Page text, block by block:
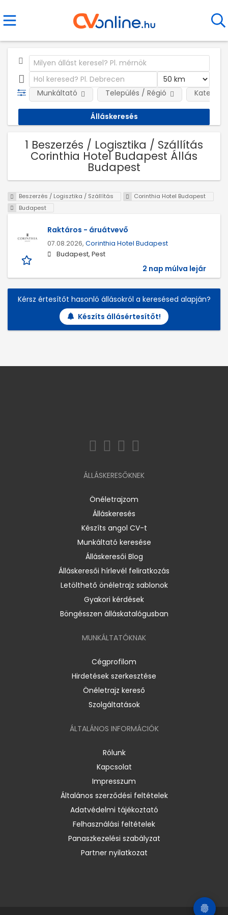
Munkáltató Település / Régió
1 Beszerzés / Logisztika / Szállítás
Corinthia Hotel Budapest Állás
Budapest
Beszerzés / Logisztika / Szállítás
Corinthia Hotel Budapest
Budapest
Raktáros - áruátvevő
07.08.2026, Corinthia Hotel Budapest
Budapest, Pest
2 nap múlva lejár
Kérsz értesítőt hasonló állásokról a keresésed alapján?
Készíts állásértesítőt!
ÁLLÁSKERESŐKNEK
Önéletrajzom
Álláskeresés
Készíts angol CV-t
Munkáltató keresése
Álláskeresői Blog
Álláskeresői hírlevél feliratkozás
Letölthető önéletrajz sablonok
Gyakori kérdések
Böngésszen álláskatalógusban
MUNKÁLTATÓKNAK
Cégprofilom
Hirdetések szerkesztése
Önéletrajz kereső
Szolgáltatások
ÁLTALÁNOS INFORMÁCIÓK
Rólunk
Kapcsolat
Impresszum
Általános szerződési feltételek
Adatvédelmi tájékoztató
Felhasználási feltételek
Panaszkezelési szabályzat
Partner nyilatkozat